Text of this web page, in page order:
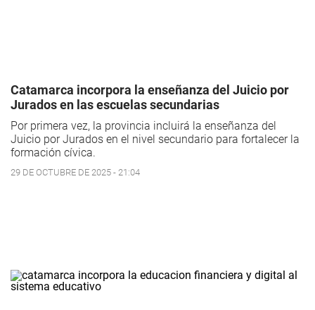
Catamarca incorpora la enseñanza del Juicio por
Jurados en las escuelas secundarias
Por primera vez, la provincia incluirá la enseñanza del
Juicio por Jurados en el nivel secundario para fortalecer la
formación cívica.
29 DE OCTUBRE DE 2025 - 21:04